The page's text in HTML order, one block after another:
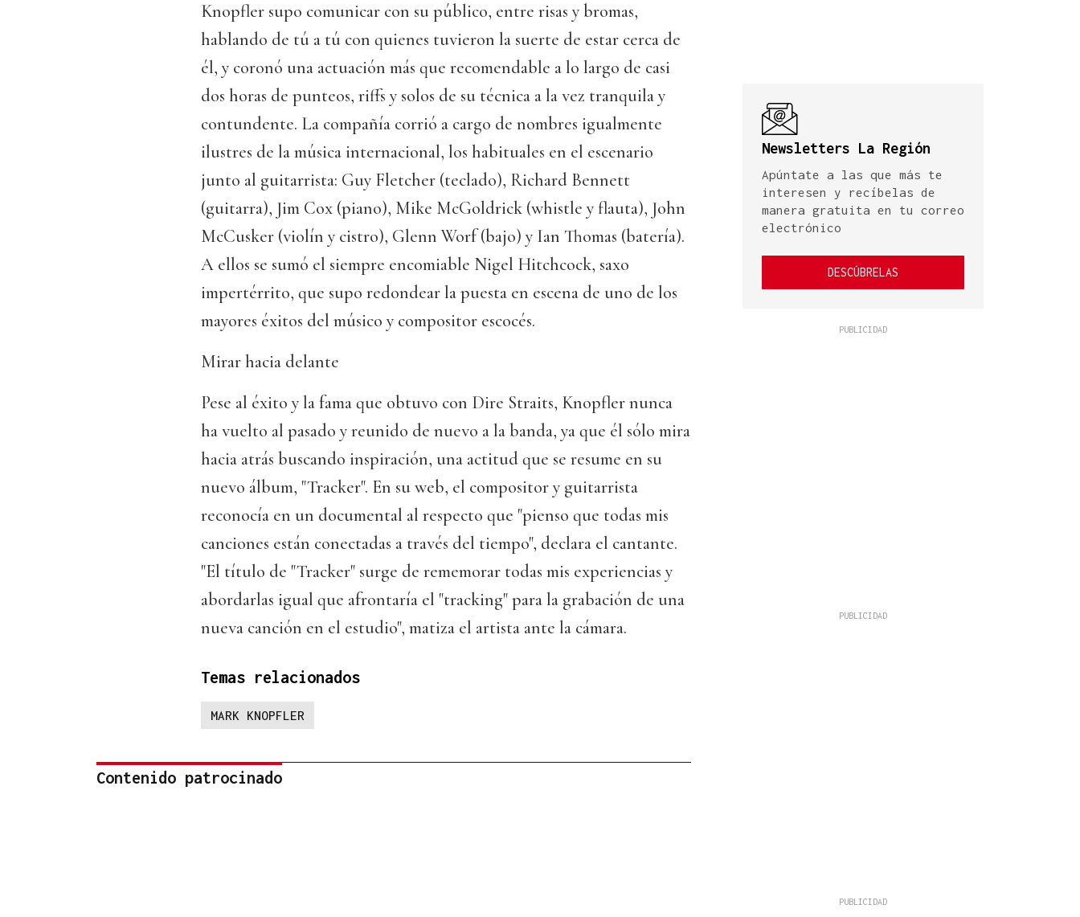
Knopfler supo comunicar con su público, entre risas y bromas,
hablando de tú a tú con quienes tuvieron la suerte de estar cerca de
él, y coronó una actuación más que recomendable a lo largo de casi
dos horas de punteos, riffs y solos de su técnica a la vez tranquila y
contundente. La compañía corrió a cargo de nombres igualmente
ilustres de la música internacional, los habituales en el escenario
junto al guitarrista: Guy Fletcher (teclado), Richard Bennett
(guitarra), Jim Cox (piano), Mike McGoldrick (whistle y flauta), John
McCusker (violín y cistro), Glenn Worf (bajo) y Ian Thomas (batería).
A ellos se sumó el siempre encomiable Nigel Hitchcock, saxo
impertérrito, que supo redondear la puesta en escena de uno de los
mayores éxitos del músico y compositor escocés.
Mirar hacia delante
Pese al éxito y la fama que obtuvo con Dire Straits, Knopfler nunca
ha vuelto al pasado y reunido de nuevo a la banda, ya que él sólo mira
hacia atrás buscando inspiración, una actitud que se resume en su
nuevo álbum, "Tracker". En su web, el compositor y guitarrista
reconocía en un documental al respecto que "pienso que todas mis
canciones están conectadas a través del tiempo", declara el cantante.
"El título de "Tracker" surge de rememorar todas mis experiencias y
abordarlas igual que afrontaría el "tracking" para la grabación de una
nueva canción en el estudio", matiza el artista ante la cámara.
Temas relacionados
MARK KNOPFLER
Contenido patrocinado
Newsletters La Región
Apúntate a las que más te
interesen y recíbelas de
manera gratuita en tu correo
electrónico
DESCÚBRELAS